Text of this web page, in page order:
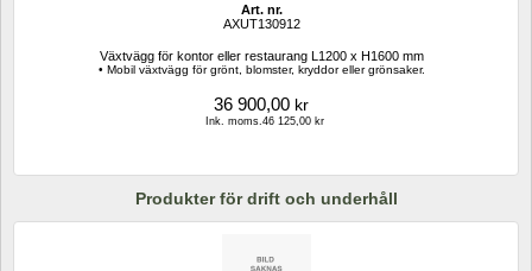
Art. nr.
AXUT130912
Växtvägg för kontor eller restaurang L1200 x H1600 mm
• Mobil växtvägg för grönt, blomster, kryddor eller grönsaker.
36 900,00 kr
Ink. moms.46 125,00 kr
Produkter för drift och underhåll